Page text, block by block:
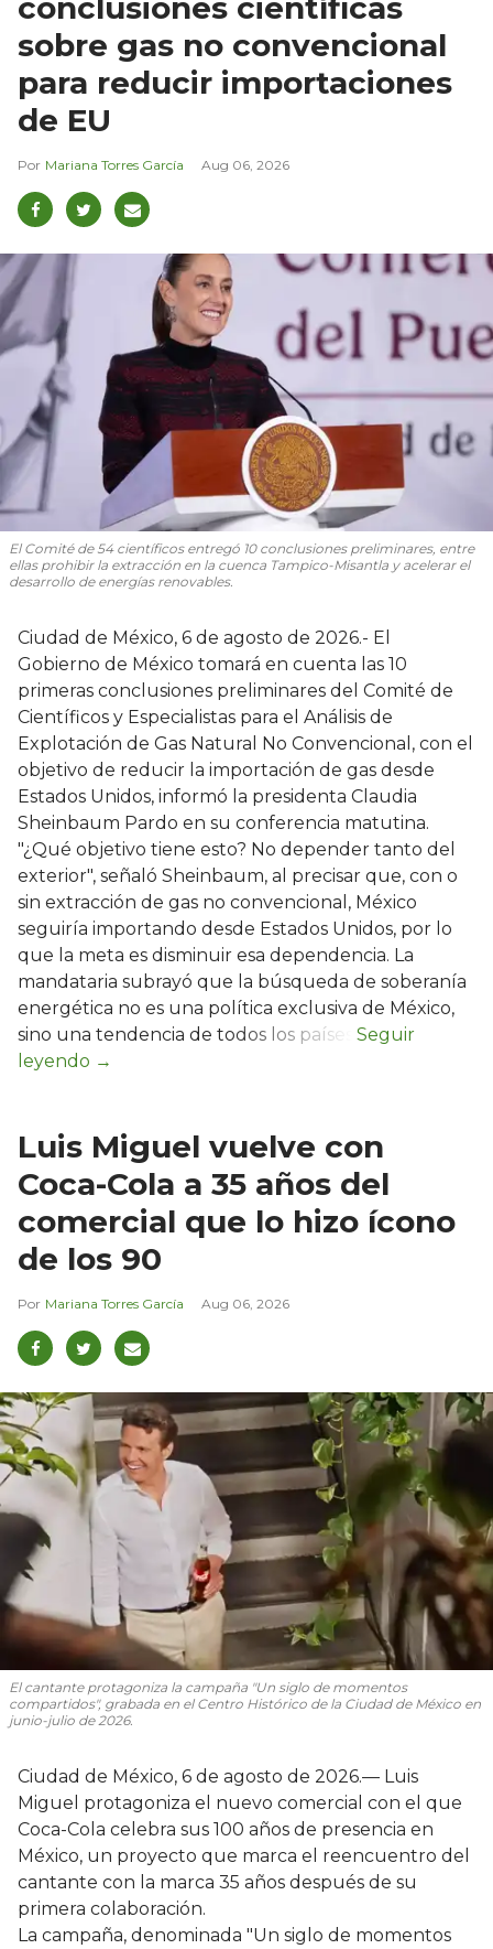
conclusiones científicas
sobre gas no convencional
para reducir importaciones
de EU
Mariana Torres García Aug 06, 2026
El Comité de 54 científicos entregó 10 conclusiones preliminares, entre
ellas prohibir la extracción en la cuenca Tampico-Misantla y acelerar el
desarrollo de energías renovables.
Ciudad de México, 6 de agosto de 2026.- El
Gobierno de México tomará en cuenta las 10
primeras conclusiones preliminares del Comité de
Científicos y Especialistas para el Análisis de
Explotación de Gas Natural No Convencional, con el
objetivo de reducir la importación de gas desde
Estados Unidos, informó la presidenta Claudia
Sheinbaum Pardo en su conferencia matutina.
"¿Qué objetivo tiene esto? No depender tanto del
exterior", señaló Sheinbaum, al precisar que, con o
sin extracción de gas no convencional, México
seguiría importando desde Estados Unidos, por lo
que la meta es disminuir esa dependencia. La
mandataria subrayó que la búsqueda de soberanía
energética no es una política exclusiva de México,
sino una tendencia de todos los países.
Luis Miguel vuelve con
Coca-Cola a 35 años del
comercial que lo hizo ícono
de los 90
Mariana Torres García Aug 06, 2026
El cantante protagoniza la campaña "Un siglo de momentos
compartidos", grabada en el Centro Histórico de la Ciudad de México en
junio-julio de 2026.
Ciudad de México, 6 de agosto de 2026.— Luis
Miguel protagoniza el nuevo comercial con el que
Coca-Cola celebra sus 100 años de presencia en
México, un proyecto que marca el reencuentro del
cantante con la marca 35 años después de su
primera colaboración.
La campaña, denominada "Un siglo de momentos